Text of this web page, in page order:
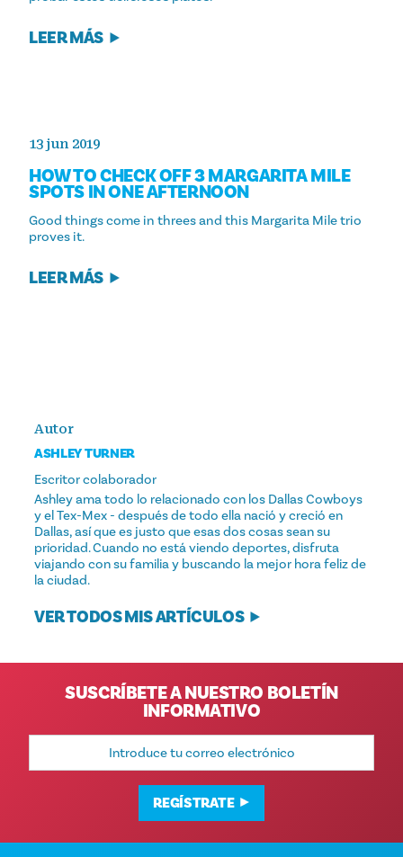
LEER MÁS
13 jun 2019
HOW TO CHECK OFF 3 MARGARITA MILE
SPOTS IN ONE AFTERNOON
Good things come in threes and this Margarita Mile trio
proves it.
LEER MÁS
Autor
ASHLEY TURNER
Escritor colaborador
Ashley ama todo lo relacionado con los Dallas Cowboys
y el Tex-Mex - después de todo ella nació y creció en
Dallas, así que es justo que esas dos cosas sean su
prioridad. Cuando no está viendo deportes, disfruta
viajando con su familia y buscando la mejor hora feliz de
la ciudad.
VER TODOS MIS ARTÍCULOS
SUSCRÍBETE A NUESTRO BOLETÍN
INFORMATIVO
Dirección
correo
REGÍSTRATE